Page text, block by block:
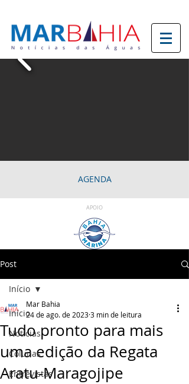
AGENDA
APOIO
Post
Início
Notícias
Colunas
Entrevistas
Início
Tudo pronto para mais
uma edição da Regata
Aratu-Maragojipe
Mar Bahia
24 de ago. de 20233 min de leitura